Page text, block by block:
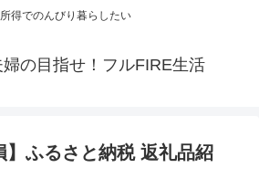
得でのんびり暮らしたい
の目指せ！フルFIRE生活
】ふるさと納税 返礼品紹